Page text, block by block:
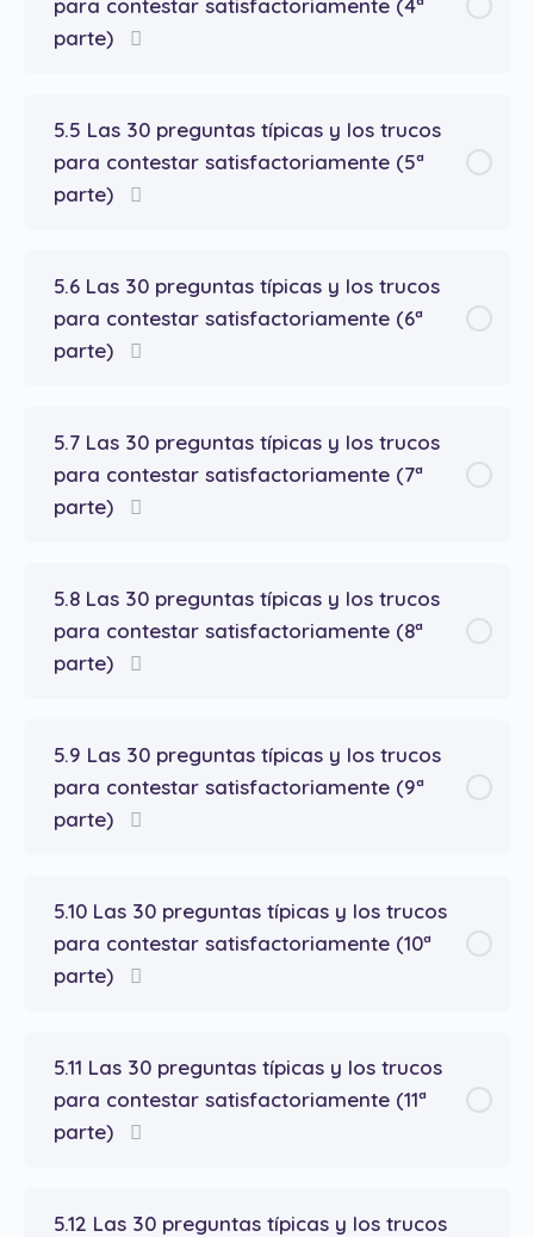
parte)
5.5 Las 30 preguntas típicas y los trucos
para contestar satisfactoriamente (5ª
parte)
5.6 Las 30 preguntas típicas y los trucos
para contestar satisfactoriamente (6ª
parte)
5.7 Las 30 preguntas típicas y los trucos
para contestar satisfactoriamente (7ª
parte)
5.8 Las 30 preguntas típicas y los trucos
para contestar satisfactoriamente (8ª
parte)
5.9 Las 30 preguntas típicas y los trucos
para contestar satisfactoriamente (9ª
parte)
5.10 Las 30 preguntas típicas y los trucos
para contestar satisfactoriamente (10ª
parte)
5.11 Las 30 preguntas típicas y los trucos
para contestar satisfactoriamente (11ª
parte)
5.12 Las 30 preguntas típicas y los trucos